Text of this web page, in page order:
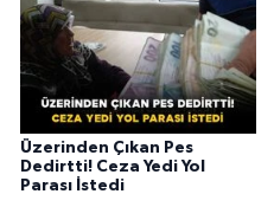
Üzerinden Çıkan Pes
Dedirtti! Ceza Yedi Yol
Parası İstedi